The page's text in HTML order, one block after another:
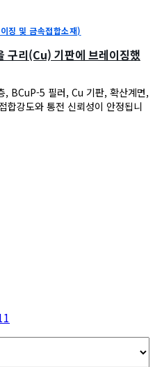
및 금속접합소재)
구리(Cu) 기판에 브레이징했
, BCuP-5 필러, Cu 기판, 확산계면,
합강도와 통전 신뢰성이 안정됩니